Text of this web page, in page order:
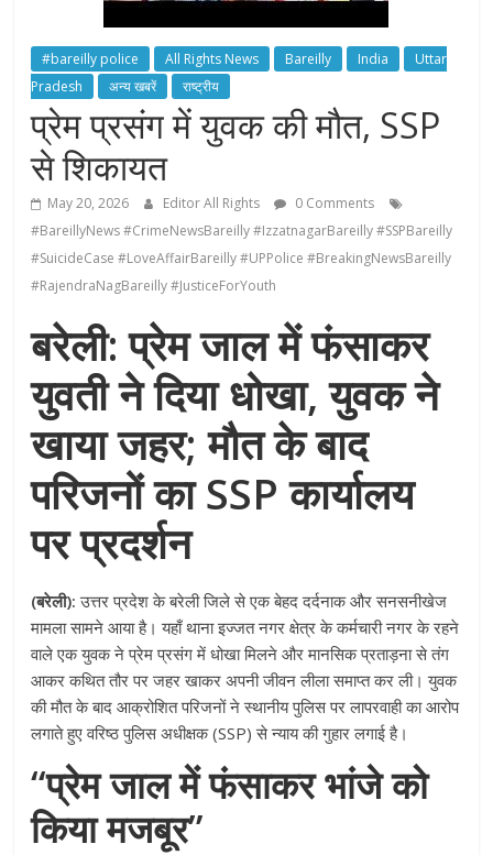
#bareilly police All Rights News Bareilly India
Uttar
Pradesh
अन्य खबरें राष्ट्रीय
प्रेम प्रसंग में युवक की मौत, SSP
से शिकायत
May 20, 2026 Editor All Rights
0 Comments
#BareillyNews #CrimeNewsBareilly #IzzatnagarBareilly #SSPBareilly
#SuicideCase #LoveAffairBareilly #UPPolice #BreakingNewsBareilly
#RajendraNagBareilly #JusticeForYouth
बरेली: प्रेम जाल में फंसाकर
युवती ने दिया धोखा, युवक ने
खाया जहर; मौत के बाद
परिजनों का SSP कार्यालय
पर प्रदर्शन
(बरेली): उत्तर प्रदेश के बरेली जिले से एक बेहद दर्दनाक और सनसनीखेज
मामला सामने आया है। यहाँ थाना इज्जत नगर क्षेत्र के कर्मचारी नगर के रहने
वाले एक युवक ने प्रेम प्रसंग में धोखा मिलने और मानसिक प्रताड़ना से तंग
आकर कथित तौर पर जहर खाकर अपनी जीवन लीला समाप्त कर ली। युवक
की मौत के बाद आक्रोशित परिजनों ने स्थानीय पुलिस पर लापरवाही का आरोप
लगाते हुए वरिष्ठ पुलिस अधीक्षक (SSP) से न्याय की गुहार लगाई है।
“प्रेम जाल में फंसाकर भांजे को
किया मजबूर”